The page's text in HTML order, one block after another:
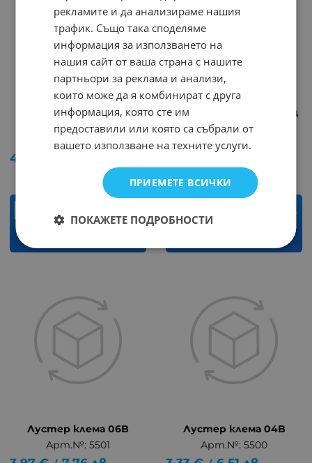
Разклонител 4 BG
трапец черен
4.95
Разклонител 2 трапец
български
бр.
Лустер клема 06B
Арт.№: 5501
Лустер клема 04B
Арт.№: 5500
рекламите и да анализираме нашия
трафик. Също така споделяме
информация за използването на
нашия сайт от ваша страна с нашите
партньори за реклама и анализи,
които може да я комбинират с друга
информация, която сте им
предоставили или която са събрали от
вашето използване на техните услуги.
ПРИЕМЕТЕ ВСИЧКИ
ПОКАЖЕТЕ ПОДРОБНОСТИ